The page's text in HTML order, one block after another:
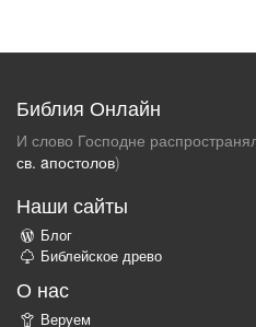
Библия Онлайн
И слово Господне
св. aпостолов)
Наши сайты
Блог
Библейское древо
О нас
Веруем